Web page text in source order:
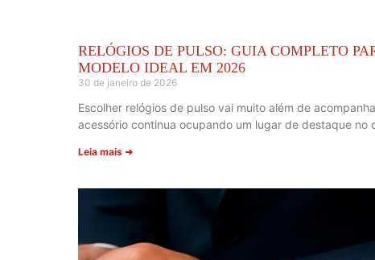
RELÓGIOS DE PULSO: GUIA COMPLETO
MODELO IDEAL EM 2026
30 de janeiro de 2026
Escolher relógios de pulso vai muito além de
acessório continua ocupando um lugar de destaque no
Leia mais ➜